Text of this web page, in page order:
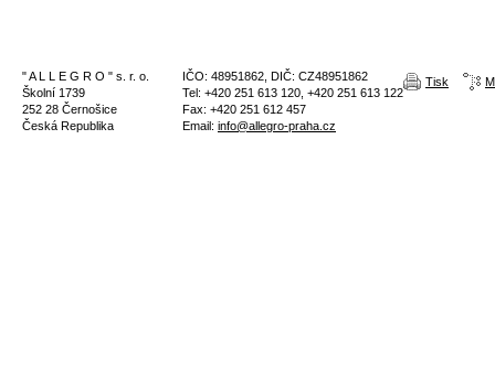
" A L L E G R O " s. r. o.
Školní 1739
252 28 Černošice
Česká Republika
IČO: 48951862, DIČ: CZ48951862
Tel: +420 251 613 120, +420 251 613 122
Fax: +420 251 612 457
Email: info@allegro-praha.cz
Tisk